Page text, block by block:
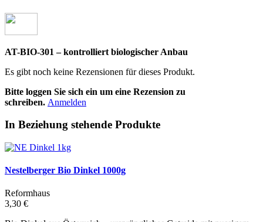
AT-BIO-301 – kontrolliert biologischer Anbau
Es gibt noch keine Rezensionen für dieses Produkt.
Bitte loggen Sie sich ein um eine Rezension zu
schreiben. Anmelden
In Beziehung stehende Produkte
Nestelberger Bio Dinkel 1000g
Reformhaus
3,30 €